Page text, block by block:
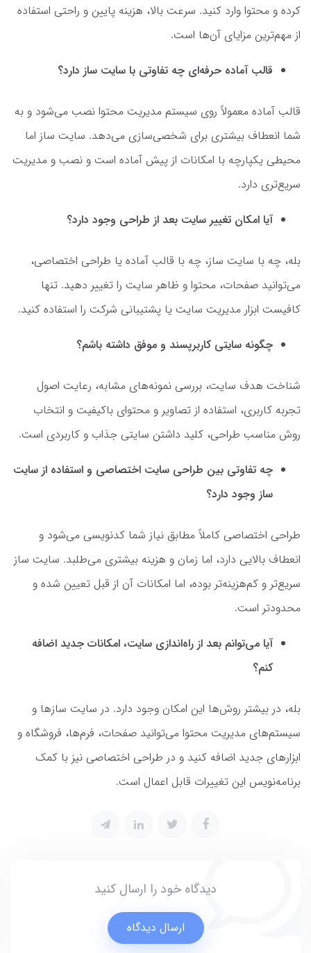
کرده و محتوا وارد کنید. سرعت بالا، هزینه پایین و راحتی استفاده
از مهم‌ترین مزایای آن‌ها است.
قالب آماده حرفه‌ای چه تفاوتی با سایت ساز دارد؟
قالب آماده معمولاً روی سیستم مدیریت محتوا نصب می‌شود و به
شما انعطاف بیشتری برای شخصی‌سازی می‌دهد. سایت ساز اما
محیطی یکپارچه با امکانات از پیش آماده است و نصب و مدیریت
سریع‌تری دارد.
آیا امکان تغییر سایت بعد از طراحی وجود دارد؟
بله، چه با سایت ساز، چه با قالب آماده یا طراحی اختصاصی،
می‌توانید صفحات، محتوا و ظاهر سایت را تغییر دهید. تنها
کافیست ابزار مدیریت سایت یا پشتیبانی شرکت را استفاده کنید.
چگونه سایتی کاربرپسند و موفق داشته باشم؟
شناخت هدف سایت، بررسی نمونه‌های مشابه، رعایت اصول
تجربه کاربری، استفاده از تصاویر و محتوای باکیفیت و انتخاب
روش مناسب طراحی، کلید داشتن سایتی جذاب و کاربردی است.
چه تفاوتی بین طراحی سایت اختصاصی و استفاده از سایت
ساز وجود دارد؟
طراحی اختصاصی کاملاً مطابق نیاز شما کدنویسی می‌شود و
انعطاف بالایی دارد، اما زمان و هزینه بیشتری می‌طلبد. سایت ساز
سریع‌تر و کم‌هزینه‌تر بوده، اما امکانات آن از قبل تعیین شده و
محدودتر است.
آیا می‌توانم بعد از راه‌اندازی سایت، امکانات جدید اضافه
کنم؟
بله، در بیشتر روش‌ها این امکان وجود دارد. در سایت سازها و
سیستم‌های مدیریت محتوا می‌توانید صفحات، فرم‌ها، فروشگاه و
ابزارهای جدید اضافه کنید و در طراحی اختصاصی نیز با کمک
برنامه‌نویس این تغییرات قابل اعمال است.
دیدگاه خود را ارسال کنید
ارسال دیدگاه